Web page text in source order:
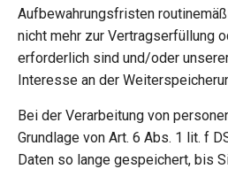
Aufbewahrungsfristen
nicht mehr zur Vertragserfüllung
erforderlich sind und/oder
Interesse an der
Bei der Verarbeitung von
Grundlage von Art. 6 Abs. 1 lit. f
Daten so lange gespeichert, bis